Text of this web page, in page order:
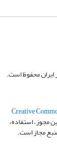
ایران محفوظ است.
Creative
مجوز، استفاده،
مجاز است.